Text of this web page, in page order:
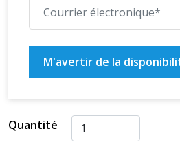
M'avertir de la
Quantité